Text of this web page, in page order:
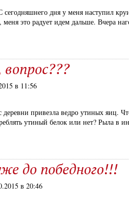
сегодняшнего дня у меня наступил
меня это радует идем дальше. Вчера
в 11:56
привезла ведро утиных яиц.
утиный белок или нет? Рыла в
до победного!!!
в 20:46